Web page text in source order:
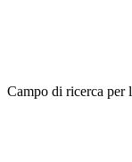
Campo di ricerca per